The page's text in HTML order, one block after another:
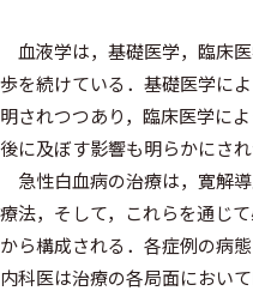
血液学は，基礎医学，臨床
歩を続けている．基礎医学に
明されつつあり，臨床医学に
後に及ぼす影響も明らかにされ
急性白血病の治療は，寛解
療法，そして，これらを通じ
から構成される．各症例の病
内科医は治療の各局面におい